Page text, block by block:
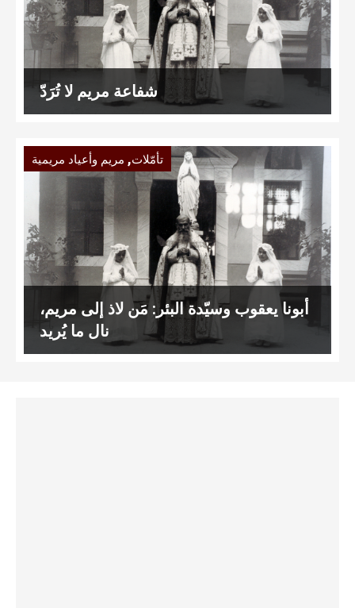
شفاعة مريم لا تُرَدّ
تأمّلات, مريم وأعياد مريمية
أبونا يعقوب وسيّدة البئر: مَن لاذ إلى مريم،
نال ما يُريد